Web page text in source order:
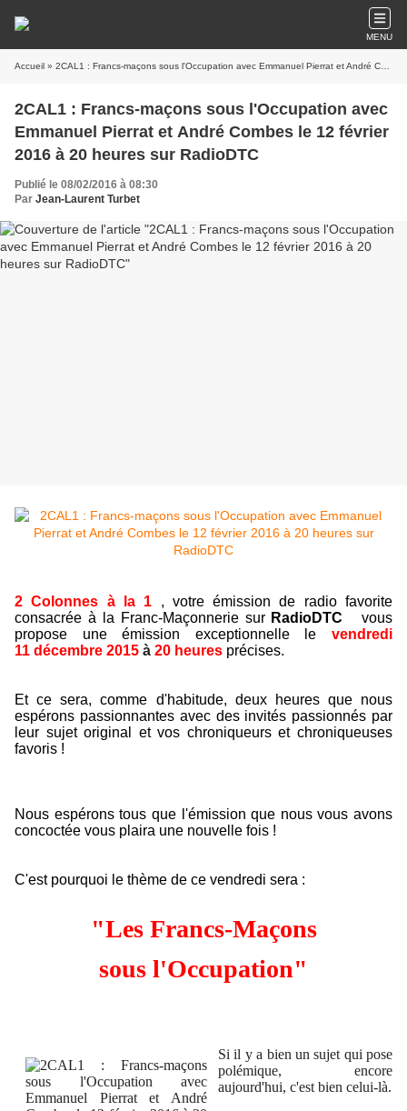
MENU
Accueil » 2CAL1 : Francs-maçons sous l'Occupation avec Emmanuel Pierrat et André Combes le 12 février 2016 à 20 heures sur RadioDTC
2CAL1 : Francs-maçons sous l'Occupation avec
Emmanuel Pierrat et André Combes le 12 février
2016 à 20 heures sur RadioDTC
Publié le 08/02/2016 à 08:30
Par Jean-Laurent Turbet
2 Colonnes à la 1 , votre émission de radio favorite
consacrée à la Franc-Maçonnerie sur RadioDTC
vous
propose une émission exceptionnelle le vendredi
11 décembre 2015 à 20 heures précises.
Et ce sera, comme d'habitude, deux heures que nous
espérons passionnantes avec des invités passionnés par
leur sujet original et vos chroniqueurs et chroniqueuses
favoris !
Nous espérons tous que l'émission que nous vous avons
concoctée vous plaira une nouvelle fois !
C'est pourquoi le thème de ce vendredi sera :
"Les Francs-Maçons
sous l'Occupation"
Si il y a bien un sujet qui pose
polémique, encore
aujourd'hui, c'est bien celui-là.